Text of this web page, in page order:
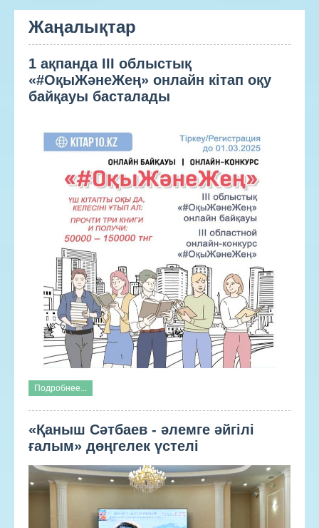
Жаңалықтар
1 ақпанда III облыстық
«#ОқыЖәнеЖең» онлайн кітап оқу
байқауы басталады
Подробнее...
«Қаныш Сәтбаев - әлемге әйгілі
ғалым» дөңгелек үстелі